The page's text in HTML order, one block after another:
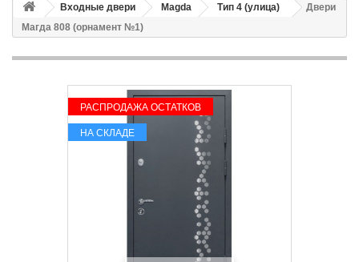
Входные двери Magda Тип 4 (улица)
Двери
Магда 808 (орнамент №1)
РАСПРОДАЖА ОСТАТКОВ
НА СКЛАДЕ